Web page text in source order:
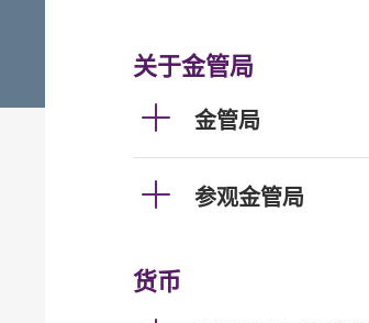
关于金管局
金管局
参观金管局
货币